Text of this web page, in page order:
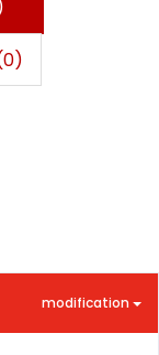
modification